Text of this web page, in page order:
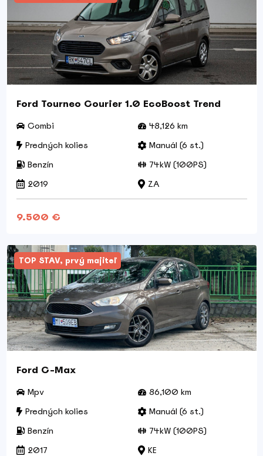
Ford Tourneo Courier 1.0 EcoBoost Trend
Combi
48,126 km
Predných kolies
Manuál (6 st.)
Benzín
74kW (100PS)
2019
ZA
9.500 €
TOP STAV, prvý majiteľ
Ford C-Max
Mpv
86,100 km
Predných kolies
Manuál (6 st.)
Benzín
74kW (100PS)
2017
KE